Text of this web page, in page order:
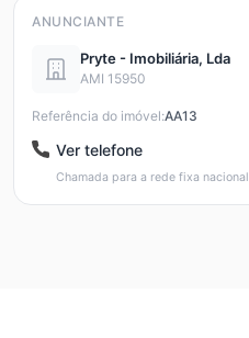
ANUNCIANTE
Pryte - Imobiliária, Lda
AMI 15950
Referência do imóvel:AA13
Ver telefone
Chamada para a rede fixa nacional